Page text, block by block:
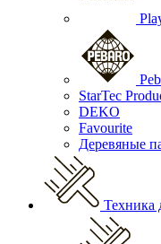
StarTec
DEKO
Favourite
Деревяные
Техника